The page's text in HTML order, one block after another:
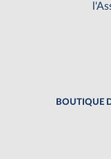
BOUTIQUE